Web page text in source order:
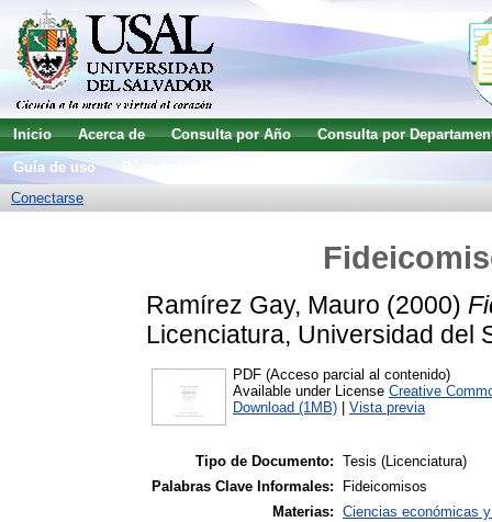
Inicio Acerca de Consulta por Año
Consulta por
Guía de uso
Conectarse
Ramírez Gay, Mauro (2000)
Licenciatura, Universidad del
PDF (Acceso parcial al contenido)
Available under License Creative
Download (1MB)
Vista previa
Tipo de Documento: Tesis (Licenciatura)
Palabras Clave Informales:
Fideicomisos
Materias: Ciencias económicas